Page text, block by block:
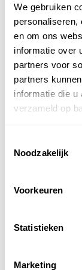
We gebruiken
personaliseren,
en om ons
informatie over
partners voor
partners
informatie die u
verzameld op
Noodzakelijk
Voorkeuren
Statistieken
Marketing